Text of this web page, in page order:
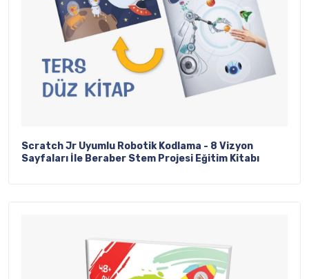
Scratch Jr Uyumlu Robotik Kodlama - 8 Vizyon
Sayfaları İle Beraber Stem Projesi Eğitim Kitabı